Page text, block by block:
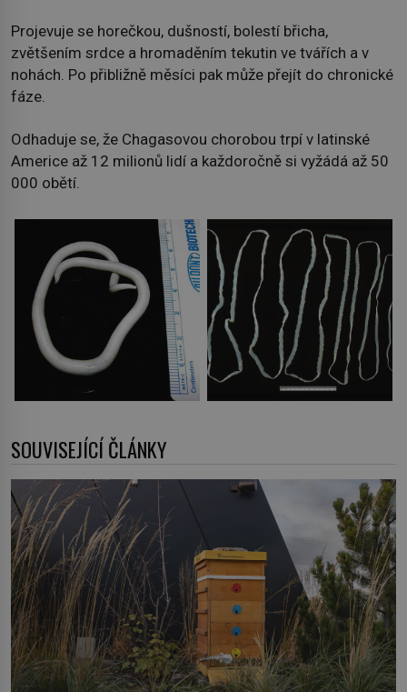
Projevuje se horečkou, dušností, bolestí břicha,
zvětšením srdce a hromaděním tekutin ve tvářích a v
nohách. Po přibližně měsíci pak může přejít do chronické
fáze.
Odhaduje se, že Chagasovou chorobou trpí v latinské
Americe až 12 milionů lidí a každoročně si vyžádá až 50
000 obětí.
SOUVISEJÍCÍ ČLÁNKY